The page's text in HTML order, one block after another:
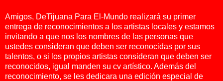
Amigos, DeTijuana Para El-Mundo realizará su primer
entrega de reconocimientos a los artistas locales y estamos
invitando a que nos los nombres de las personas que
ustedes consideran que deben ser reconocidas por sus
talentos, o si los propios artistas consideran que deben ser
reconocidos, igual manden su cv artístico. Además del
reconocimiento, se les dedicara una edición especial de